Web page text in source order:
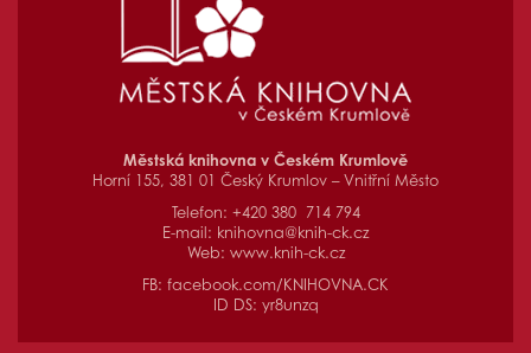
Městská knihovna v Českém Krumlově
Horní 155, 381 01 Český Krumlov – Vnitřní Město
Telefon: +420 380 714 794
E-mail: knihovna@knih-ck.cz
Web: www.knih-ck.cz
FB: facebook.com/KNIHOVNA.CK
ID DS: yr8unzq